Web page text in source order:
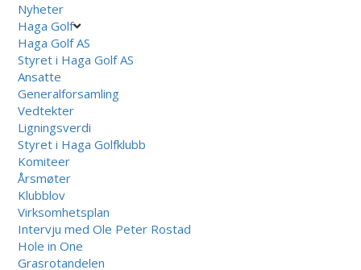
Nyheter
Haga Golf
Haga Golf AS
Styret i Haga Golf AS
Ansatte
Generalforsamling
Vedtekter
Ligningsverdi
Styret i Haga Golfklubb
Komiteer
Årsmøter
Klubblov
Virksomhetsplan
Intervju med Ole Peter Rostad
Hole in One
Grasrotandelen